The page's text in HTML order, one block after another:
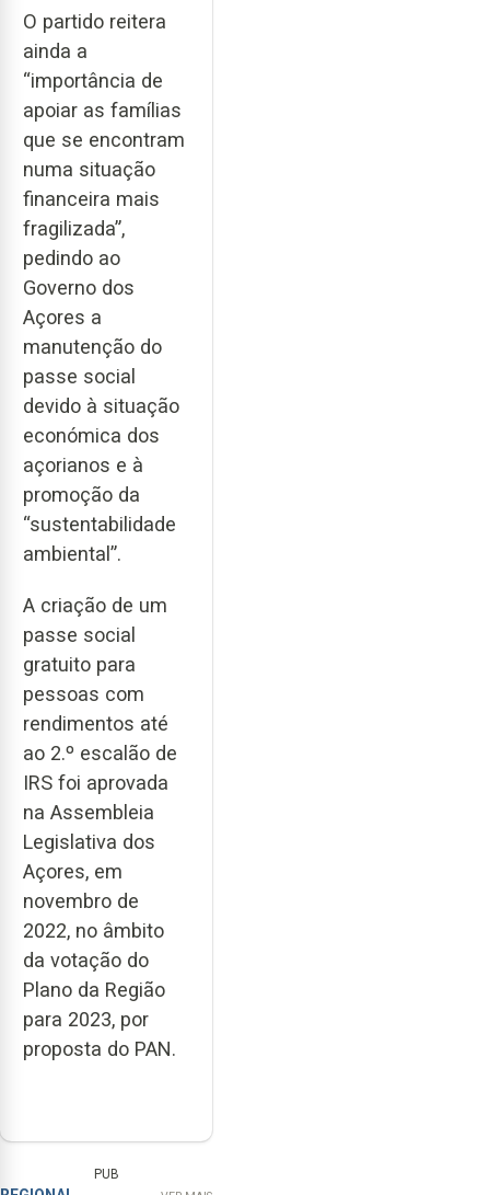
O partido reitera
ainda a
“importância de
apoiar as famílias
que se encontram
numa situação
financeira mais
fragilizada”,
pedindo ao
Governo dos
Açores a
manutenção do
passe social
devido à situação
económica dos
açorianos e à
promoção da
“sustentabilidade
ambiental”.
A criação de um
passe social
gratuito para
pessoas com
rendimentos até
ao 2.º escalão de
IRS foi aprovada
na Assembleia
Legislativa dos
Açores, em
novembro de
2022, no âmbito
da votação do
Plano da Região
para 2023, por
proposta do PAN.
PUB